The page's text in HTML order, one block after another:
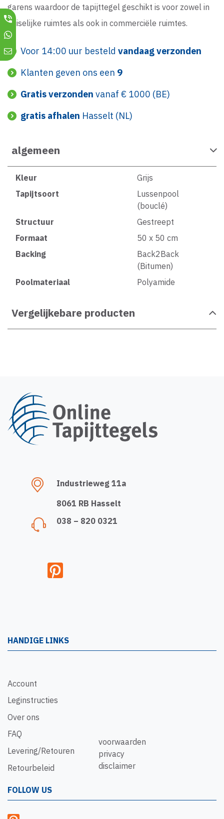
garens waardoor de tapijttegel geschikt is voor zowel in
huiselijke ruimtes als ook in commerciële ruimtes.
Voor 14:00 uur besteld vandaag verzonden
Klanten geven ons een 9
Gratis verzonden vanaf € 1000 (BE)
gratis afhalen Hasselt (NL)
algemeen
Kleur
Grijs
Tapijtsoort
Lussenpool
(bouclé)
Structuur
Gestreept
Formaat
50 x 50 cm
Backing
Back2Back
(Bitumen)
Poolmateriaal
Polyamide
Vergelijkebare producten
Industrieweg 11a
8061 RB Hasselt
038 – 820 0321
HANDIGE LINKS
Account
Leginstructies
Over ons
FAQ
Levering/Retouren
Retourbeleid
voorwaarden
privacy
disclaimer
FOLLOW US